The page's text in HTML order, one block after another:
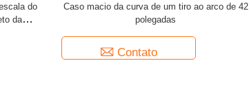
do
da
Caso macio da curva de um tiro ao arco de 42
polegadas
Contato